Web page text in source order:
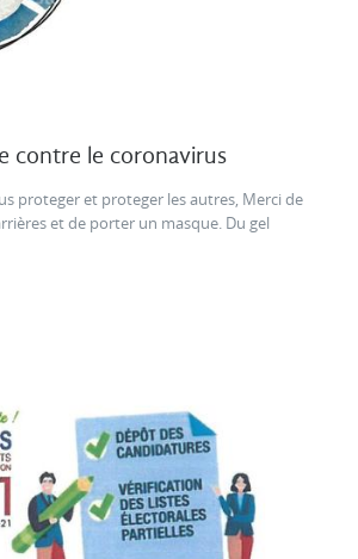
contre le coronavirus
proteger et proteger les autres, Merci de
et de porter un masque. Du gel